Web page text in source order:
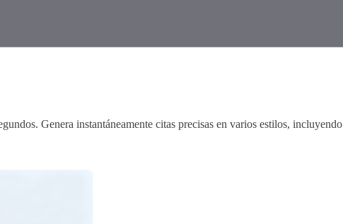
Genera instantáneamente citas precisas en varios estilos, incluyendo